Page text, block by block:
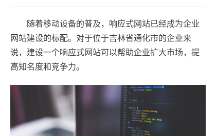
随着移动设备的普及，响应式网站已经成为企业
网站建设的标配。对于位于吉林省通化市的企业来
说，建设一个响应式网站可以帮助企业扩大市场，提
高知名度和竞争力。